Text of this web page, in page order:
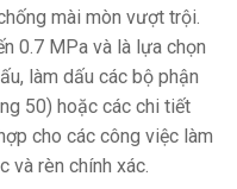
mài mòn vượt trội.
0.7 MPa và là lựa chọn
làm dấu các bộ phận
50) hoặc các chi tiết
cho các công việc làm
và rèn chính xác.